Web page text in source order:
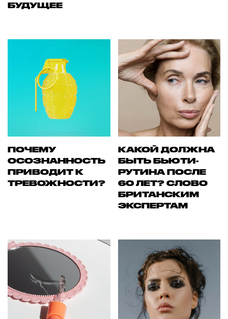
БУДУЩЕЕ
ПОЧЕМУ
ОСОЗНАННОСТЬ
ПРИВОДИТ К
ТРЕВОЖНОСТИ?
КАКОЙ ДОЛЖНА
БЫТЬ БЬЮТИ-
РУТИНА ПОСЛЕ
60 ЛЕТ? СЛОВО
БРИТАНСКИМ
ЭКСПЕРТАМ